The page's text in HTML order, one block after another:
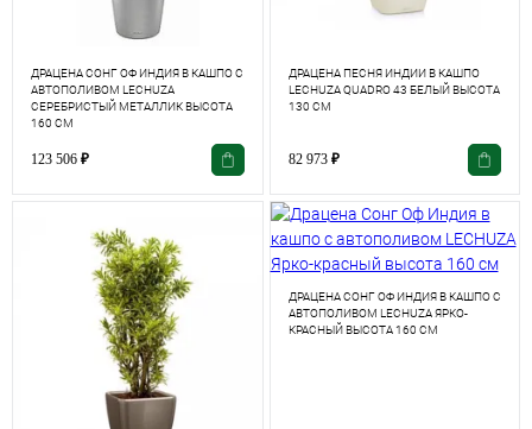
ДРАЦЕНА СОНГ ОФ ИНДИЯ В КАШПО С
АВТОПОЛИВОМ LECHUZA
СЕРЕБРИСТЫЙ МЕТАЛЛИК ВЫСОТА
160 СМ
123 506 ₽
ДРАЦЕНА ПЕСНЯ ИНДИИ В КАШПО
LECHUZA QUADRO 43 БЕЛЫЙ ВЫСОТА
130 СМ
82 973 ₽
ДРАЦЕНА СОНГ ОФ ИНДИЯ В КАШПО С
АВТОПОЛИВОМ LECHUZA ЯРКО-
КРАСНЫЙ ВЫСОТА 160 СМ